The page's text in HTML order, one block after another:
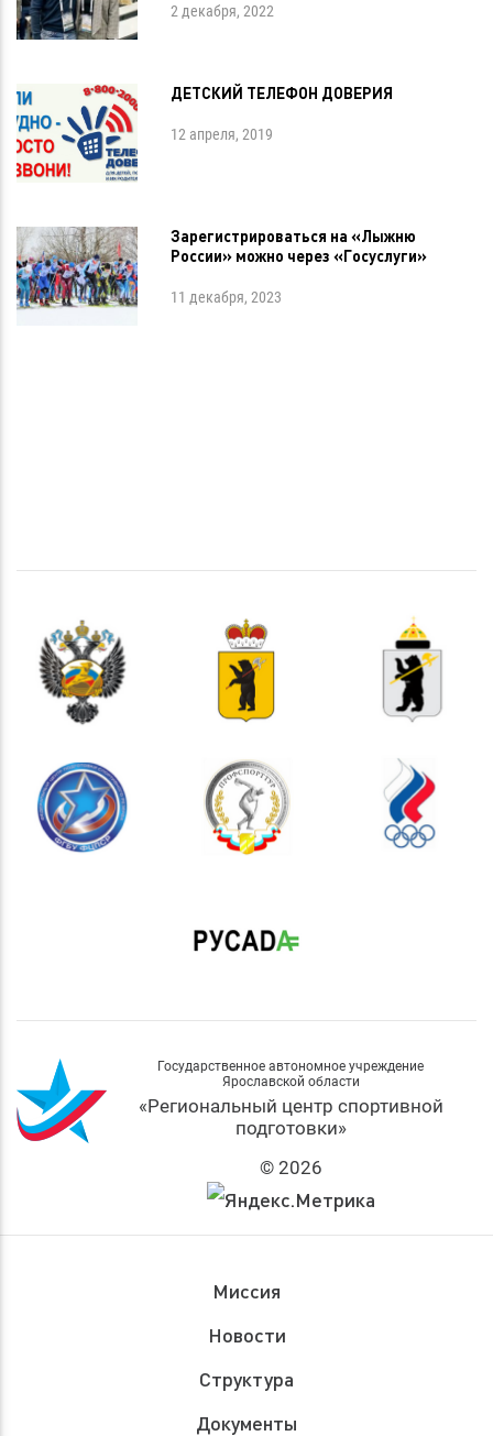
2 декабря, 2022
ДЕТСКИЙ ТЕЛЕФОН ДОВЕРИЯ
12 апреля, 2019
Зарегистрироваться на «Лыжню
России» можно через «Госуслуги»
11 декабря, 2023
Государственное автономное учреждение
Ярославской области
«Региональный центр спортивной
подготовки»
© 2026
Миссия
Новости
Структура
Документы